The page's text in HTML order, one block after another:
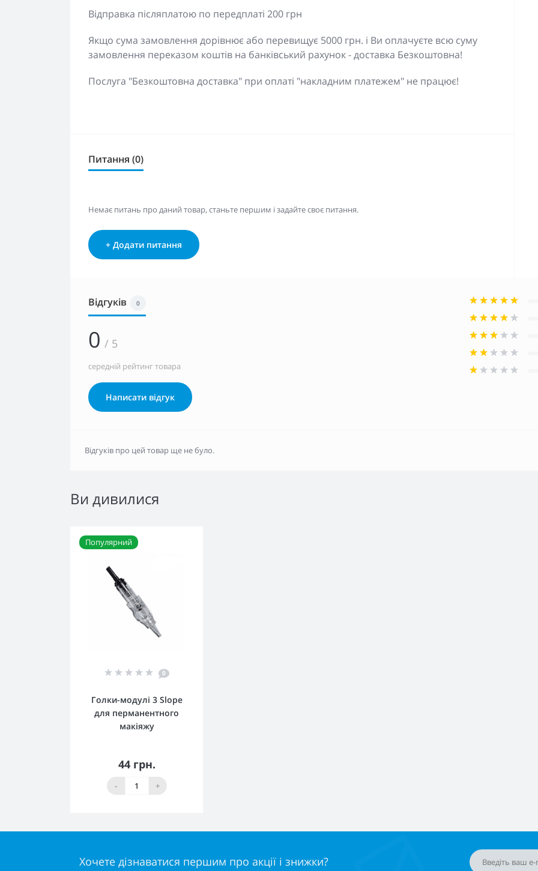
Відправка післяплатою по передплаті 200 грн
Якщо сума замовлення дорівнює або перевищує 5000 грн. і Ви оплачуєте всю суму
замовлення переказом коштів на банківський рахунок - доставка Безкоштовна!
Послуга "Безкоштовна доставка" при оплаті "накладним платежем" не працює!
Питання (0)
Немає питань про даний товар, станьте першим і задайте своє питання.
+ Додати питання
Відгуків 0
0 / 5
середній рейтинг товара
Написати відгук
Відгуків про цей товар ще не було.
Ви дивилися
Популярний
0
Голки-модулі 3 Slope
для перманентного
макіяжу
44 грн.
- +
До кошика
Хочете дізнаватися першим про акції і знижки?